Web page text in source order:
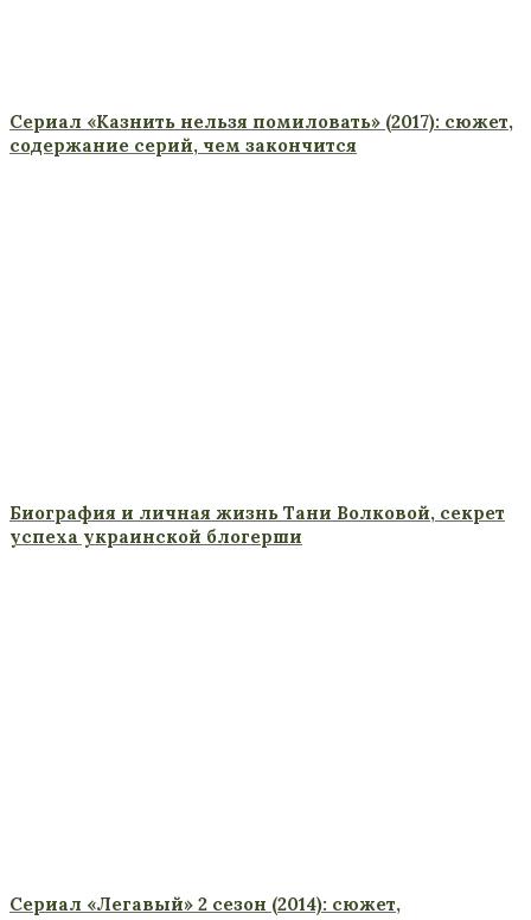
Сериал «Казнить нельзя помиловать» (2017): сюжет,
содержание серий, чем закончится
Биография и личная жизнь Тани Волковой, секрет
успеха украинской блогерши
Сериал «Легавый» 2 сезон (2014): сюжет,